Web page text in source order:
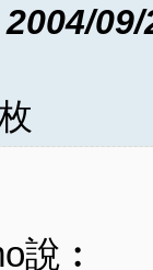
2004/
說︰